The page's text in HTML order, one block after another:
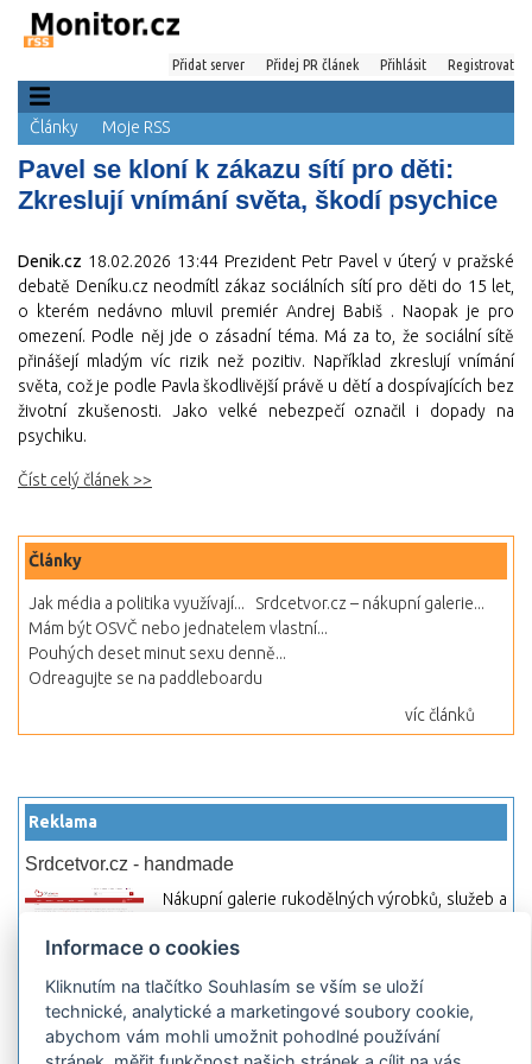
Přidat server Přidej PR článek Přihlásit Registrovat
Články Moje RSS
Pavel se kloní k zákazu sítí pro děti:
Zkreslují vnímání světa, škodí psychice
Denik.cz 18.02.2026 13:44 Prezident Petr Pavel v úterý v pražské
debatě Deníku.cz neodmítl zákaz sociálních sítí pro děti do 15 let,
o kterém nedávno mluvil premiér Andrej Babiš . Naopak je pro
omezení. Podle něj jde o zásadní téma. Má za to, že sociální sítě
přinášejí mladým víc rizik než pozitiv. Například zkreslují vnímání
světa, což je podle Pavla škodlivější právě u dětí a dospívajících bez
životní zkušenosti. Jako velké nebezpečí označil i dopady na
psychiku.
Číst celý článek >>
Články
Jak média a politika využívají...
Srdcetvor.cz – nákupní galerie...
Mám být OSVČ nebo jednatelem vlastní...
Pouhých deset minut sexu denně...
Odreagujte se na paddleboardu
víc článků
Reklama
Srdcetvor.cz - handmade
Nákupní galerie rukodělných výrobků, služeb a
začít prodávat nebo jen nakupovat.
Hledej-hosting.cz - webhosting, VPS
hosting
Přehled webhostingových, multihosting a VPS
Informace o cookies
Kliknutím na tlačítko Souhlasím se vším se uloží
technické, analytické a marketingové soubory cookie,
abychom vám mohli umožnit pohodlné používání